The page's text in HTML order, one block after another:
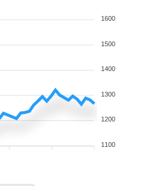
1600
1500
1400
1300
1200
1100